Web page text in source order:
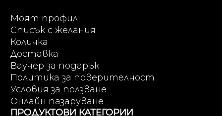
Моят профил
Списък с желания
Количка
Доставка
Ваучер за подарък
Политика за поверителност
Условия за ползване
Онлайн пазаруване
ПРОДУКТОВИ КАТЕГОРИИ